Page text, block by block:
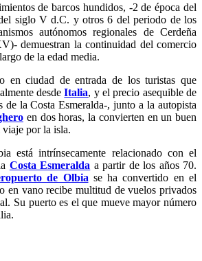
de barcos hundidos, -2 de época del
siglo V d.C. y otros 6 del periodo de los
autónomos regionales de Cerdeña
demuestran la continuidad del comercio
de la edad media.
en ciudad de entrada de los turistas que
desdeItalia, y el precio asequible de
de la Costa Esmeralda-, junto a la autopista
en dos horas, la convierten en un buen
viaje por la isla.
está intrínsecamente relacionado con el
Costa Esmeralda a partir de los años 70.
de Olbia se ha convertido en el
en vano recibe multitud de vuelos privados
Su puerto es el que mueve mayor número